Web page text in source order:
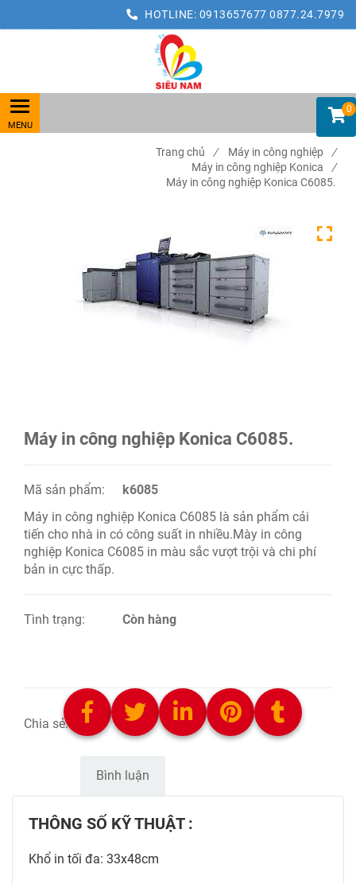
HOTLINE: 0913657677 0877.24.7979
0
Trang chủ / Máy in công nghiệp
/
Máy in công nghiệp Konica
/
Máy in công nghiệp Konica C6085.
Máy in công nghiệp Konica C6085.
Mã sản phẩm:
k6085
Máy in công nghiệp Konica C6085 là sản phẩm cải
tiến cho nhà in có công suất in nhiều.Mày in công
nghiệp Konica C6085 in màu sắc vượt trội và chi phí
bản in cực thấp.
Tình trạng: Còn hàng
Chia sẻ:
Bình luận
THÔNG SỐ KỸ THUẬT :
Khổ in tối đa: 33x48cm